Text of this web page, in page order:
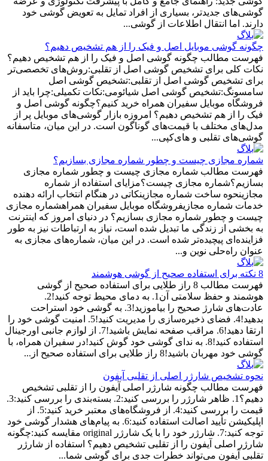
گوشی‌های جدیدتر، بسیاری از افراد تمایل به تعویض گوشی خود
دارند. اما انتقال اطلاعات از گوشی...
چگونه گوشی موبایل اصل و فیک را از هم تشخیص دهیم؟
فهرست مطالب چگونه گوشی اصل و فیک را از هم تشخیص دهیم؟
نکات کلی برای تشخیص گوشی اصل از تقلبی:روش‌های تخصصی‌تر
برای تشخیص گوشی اصل از تقلبی:تشخیص گوشی اصل
سامسونگ:تشخیص گوشی اصل شیائومی:نکات تکمیلی:چرا باید از
فروشگاه موبایل سفیران همراه خرید کنیم؟چگونه گوشی اصل و
فیک را از هم تشخیص دهیم؟ امروزه بازار گوشی‌های موبایل پر از
مدل‌های مختلف با قیمت‌های گوناگون است. در این میان، متاسفانه
گوشی‌های تقلبی و های‌کپی...
شماره‌ مجازی چیست و چطور شماره مجازی بسازیم؟
فهرست مطالب شماره مجازی چیست و چطور شماره مجازی
بسازیم؟شماره مجازی چیست؟مزایای استفاده از شماره
مجازینحوه ساخت شماره مجازینکاتی در هنگام انتخاب ارائه دهنده
خدمات شماره مجازیفروشگاه موبایل سفیران همراهشماره مجازی
چیست و چطور شماره مجازی بسازیم؟ در دنیای امروز که اینترنت
به بخشی از زندگی ما تبدیل شده است، نیاز به ارتباطات نیز به طور
فزاینده‌ای پیچیده‌تر شده است. در این میان، شماره‌های مجازی به
عنوان راه‌حلی نوین و...
8 نکته برای استفاده صحیح از گوشی هوشمند
فهرست مطالب 8 راز طلایی برای استفاده صحیح از گوشی
هوشمند و حفظ سلامتی آن1. به دمای محیط توجه کنید!2.
عادت‌های شارژ صحیح را بیاموزید!3. به گوشی خود استراحت
بدهید!4. فضای ذخیره‌سازی را مدیریت کنید!5. امنیت گوشی خود را
ارتقا دهید!6. مراقب صفحه نمایش باشید!7. از لوازم جانبی اورجینال
استفاده کنید!8. به ندای گوشی خود گوش کنید!در سفیران همراه، با
گوشی خود مهربان باشید!8 راز طلایی برای استفاده صحیح از...
نحوه تشخیص شارژر اصلی از تقلبی آیفون
فهرست مطالب چگونه شارژر اصلی آیفون را از تقلبی تشخیص
دهیم؟1. ظاهر شارژر را بررسی کنید:2. بسته‌بندی را بررسی کنید:3.
قیمت را بررسی کنید:4. از فروشگاه‌های معتبر خرید کنید:5. از
اپلیکیشن تأیید اصالت استفاده کنید:6. به پیام‌های هشدار گوشی خود
توجه کنید:7. شارژر خود را با یک شارژر original مقایسه کنید:چگونه
شارژر اصلی آیفون را از تقلبی تشخیص دهیم؟ استفاده از شارژر
تقلبی آیفون می‌تواند خطرات جدی برای گوشی شما...